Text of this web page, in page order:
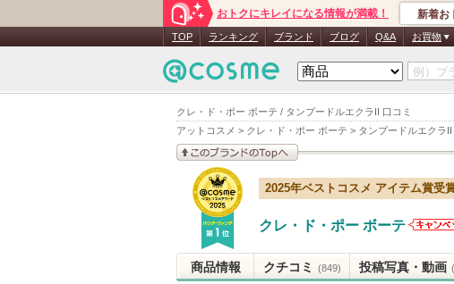
クレ・ド・ポー ボーテ / タンプードルエクラII 口コミ
アットコスメ > クレ・ド・ポー ボーテ > タンプードルエクラII
おトクにキレイになる情報が満載！ 新着お
TOP ランキング ブランド ブログ Q&A お買物
このブランドの情報を
見る
2025年ベストコスメ アイテム賞受
クレ・ド・ポー ボーテ
ポー
からの
商品情報 クチコミ (849) 投稿写真・動画